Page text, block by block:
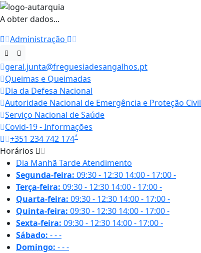
A obter dados...
Administração
geral.junta@freguesiadesangalhos.pt
Queimas e Queimadas
Dia da Defesa Nacional
Autoridade Nacional de Emergência e Proteção Civil
Serviço Nacional de Saúde
Covid-19 - Informações
+351 234 742 174*
Horários
Dia Manhã TardeAtendimento
Segunda-feira: 09:30 - 12:30 14:00 - 17:00-
Terça-feira: 09:30 - 12:30 14:00 - 17:00-
Quarta-feira: 09:30 - 12:30 14:00 - 17:00-
Quinta-feira: 09:30 - 12:30 14:00 - 17:00-
Sexta-feira: 09:30 - 12:30 14:00 - 17:00-
Sábado: ---
Domingo: ---